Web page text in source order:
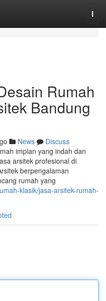
Rumah
Bandung
News
Discuss
impian yang indah dan
arsitek profesional di
berpengalaman
rumah yang
klasik/jasa-arsitek-rumah-